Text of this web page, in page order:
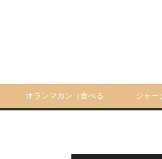
オランマカン（食べる ジャー